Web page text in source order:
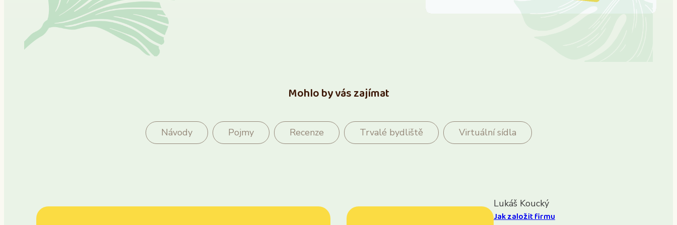
Mohlo by vás zajímat
Návody Pojmy Recenze Trvalé bydliště Virtuální sídla
Lukáš Koucký
Jak založit firmu